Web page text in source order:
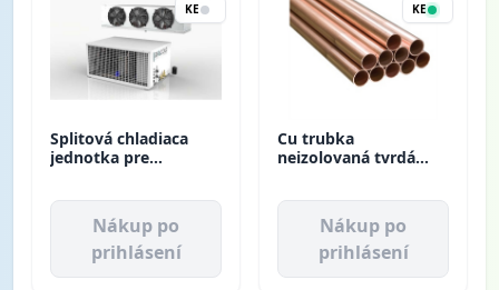
KE
Splitová chladiaca
jednotka pre
R452A V.012
STL012G011D Rivacold
Nákup po
prihlásení
KE
Cu trubka
neizolovaná tvrdá
Nákup po
prihlásení